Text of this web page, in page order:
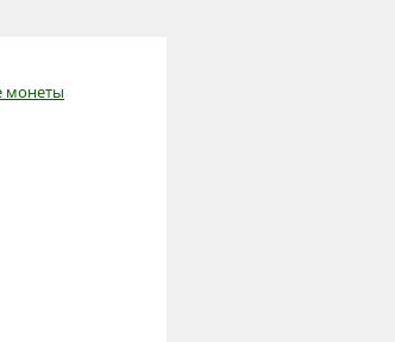
монеты